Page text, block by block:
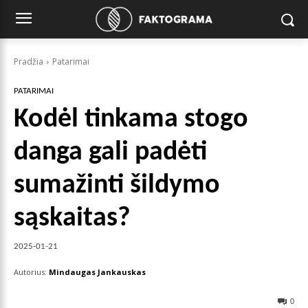
Pradžia Patarimai
PATARIMAI
Kodėl tinkama stogo
danga gali padėti
sumažinti šildymo
sąskaitas?
2025-01-21
Autorius: Mindaugas Jankauskas
0